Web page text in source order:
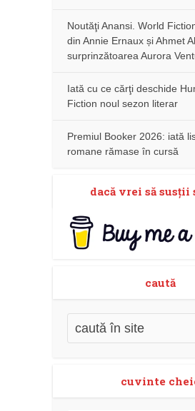
Noutăţi Anansi. World
din Annie Ernaux și Ahmet
surprinzătoarea Aurora
Iată cu ce cărţi deschide
Fiction noul sezon literar
Premiul Booker 2026: iată
romane rămase în cursă
dacă vrei să susţii
caută
cuvinte